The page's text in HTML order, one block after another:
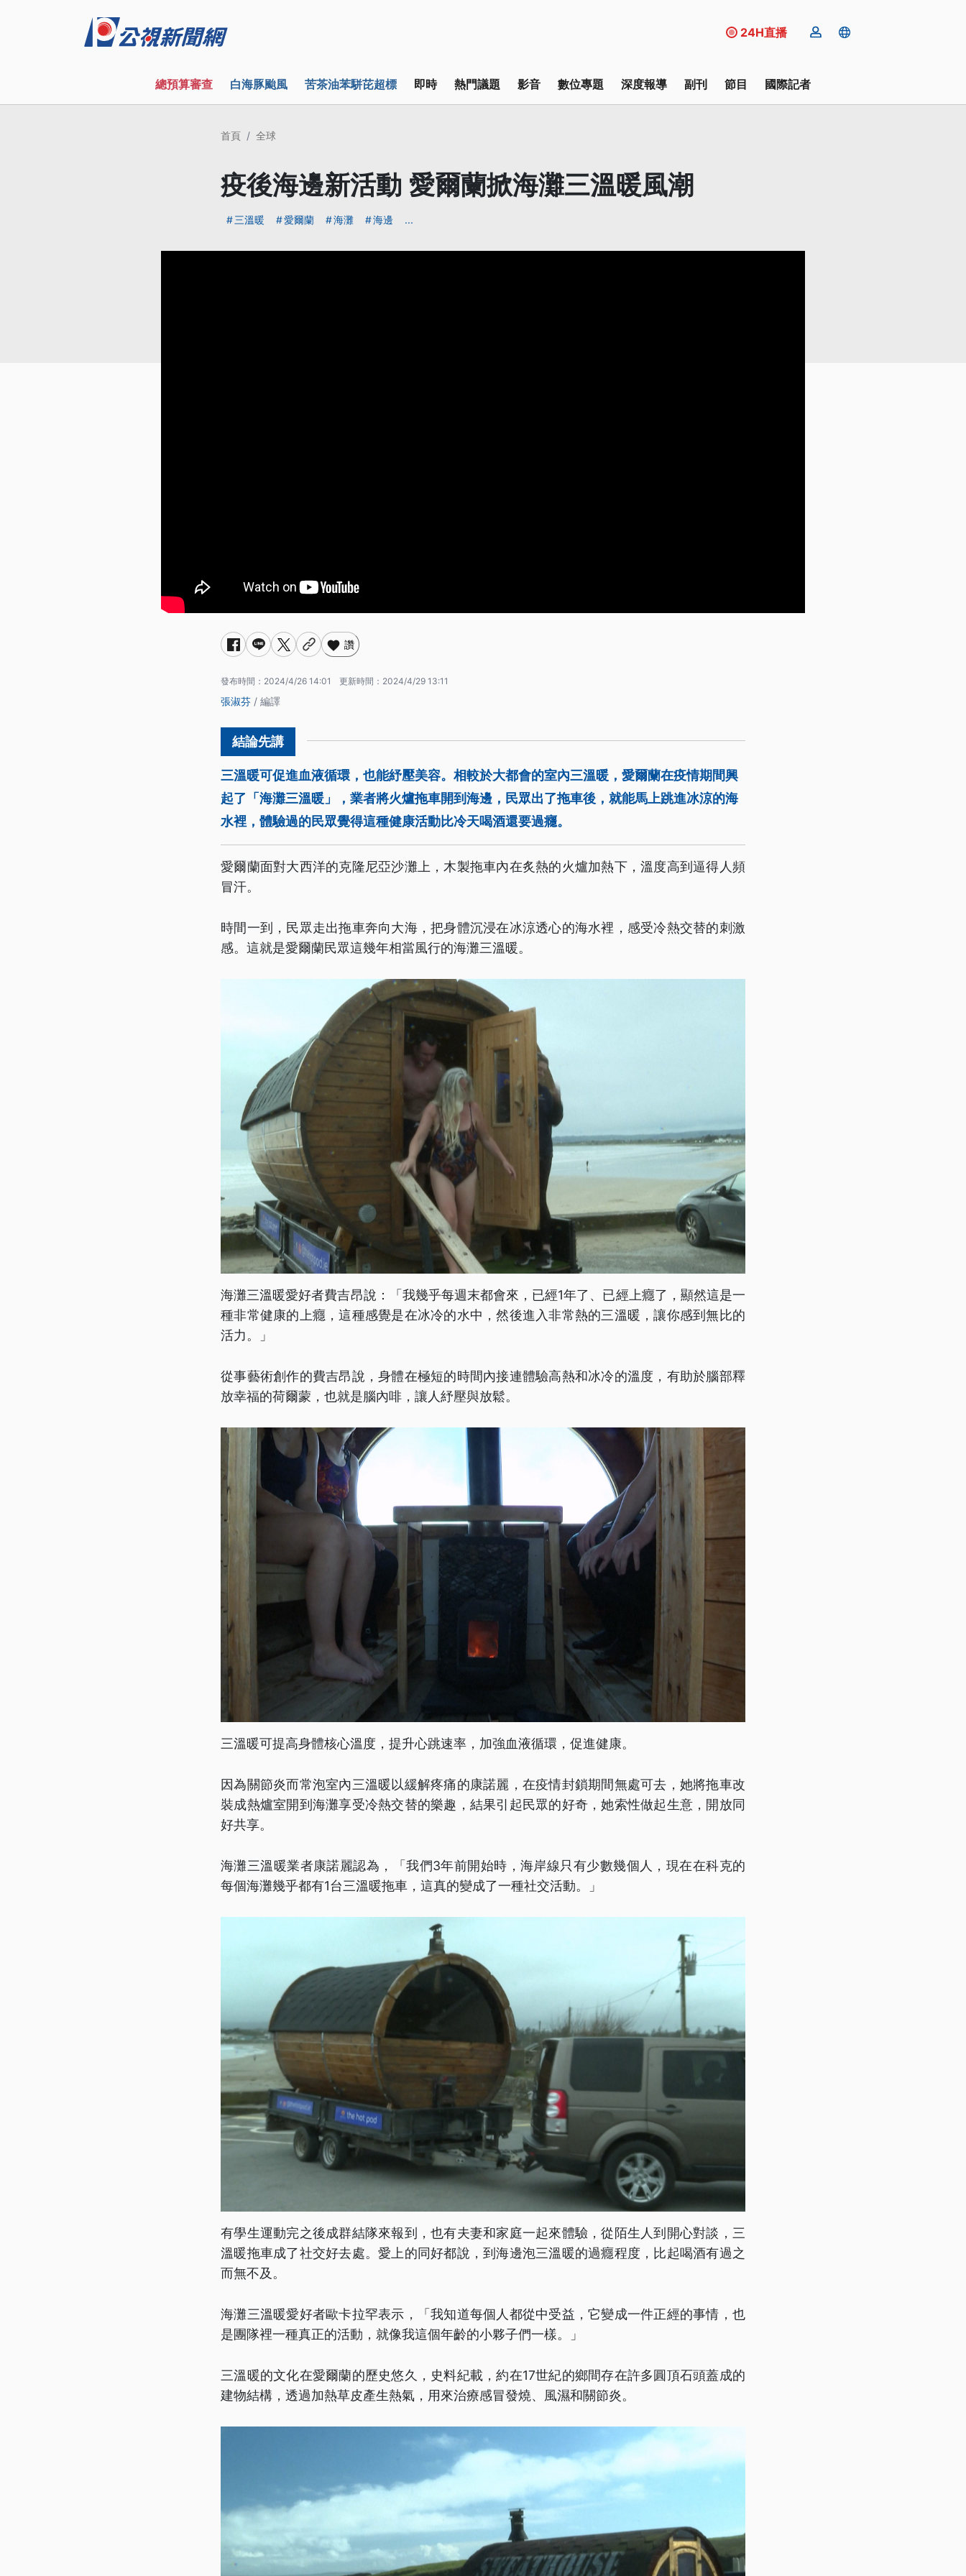
24H直播
總預算審查 白海豚颱風 苦茶油苯駢芘超標 即時 熱門議題 影音 數位專題 深度報導 副刊 節目 國際記者
首頁 全球
疫後海邊新活動 愛爾蘭掀海灘三溫暖風潮
三溫暖 愛爾蘭 海灘 海邊 ...
讚
發布時間： 2024/4/26 14:01 更新時間： 2024/4/29 13:11
張淑芬 / 編譯
三溫暖可促進血液循環，也能紓壓美容。相較於大都會的室內三溫暖，愛爾蘭在疫情期間興
起了「海灘三溫暖」，業者將火爐拖車開到海邊，民眾出了拖車後，就能馬上跳進冰涼的海
水裡，體驗過的民眾覺得這種健康活動比冷天喝酒還要過癮。
愛爾蘭面對大西洋的克隆尼亞沙灘上，木製拖車內在炙熱的火爐加熱下，溫度高到逼得人頻
冒汗。
時間一到，民眾走出拖車奔向大海，把身體沉浸在冰涼透心的海水裡，感受冷熱交替的刺激
感。這就是愛爾蘭民眾這幾年相當風行的海灘三溫暖。
海灘三溫暖愛好者費吉昂說：「我幾乎每週末都會來，已經1年了、已經上癮了，顯然這是一
種非常健康的上癮，這種感覺是在冰冷的水中，然後進入非常熱的三溫暖，讓你感到無比的
活力。」
從事藝術創作的費吉昂說，身體在極短的時間內接連體驗高熱和冰冷的溫度，有助於腦部釋
放幸福的荷爾蒙，也就是腦內啡，讓人紓壓與放鬆。
三溫暖可提高身體核心溫度，提升心跳速率，加強血液循環，促進健康。
因為關節炎而常泡室內三溫暖以緩解疼痛的康諾麗，在疫情封鎖期間無處可去，她將拖車改
裝成熱爐室開到海灘享受冷熱交替的樂趣，結果引起民眾的好奇，她索性做起生意，開放同
好共享。
海灘三溫暖業者康諾麗認為，「我們3年前開始時，海岸線只有少數幾個人，現在在科克的
每個海灘幾乎都有1台三溫暖拖車，這真的變成了一種社交活動。」
有學生運動完之後成群結隊來報到，也有夫妻和家庭一起來體驗，從陌生人到開心對談，三
溫暖拖車成了社交好去處。愛上的同好都說，到海邊泡三溫暖的過癮程度，比起喝酒有過之
而無不及。
海灘三溫暖愛好者歐卡拉罕表示，「我知道每個人都從中受益，它變成一件正經的事情，也
是團隊裡一種真正的活動，就像我這個年齡的小夥子們一樣。」
三溫暖的文化在愛爾蘭的歷史悠久，史料紀載，約在17世紀的鄉間存在許多圓頂石頭蓋成的
建物結構，透過加熱草皮產生熱氣，用來治療感冒發燒、風濕和關節炎。